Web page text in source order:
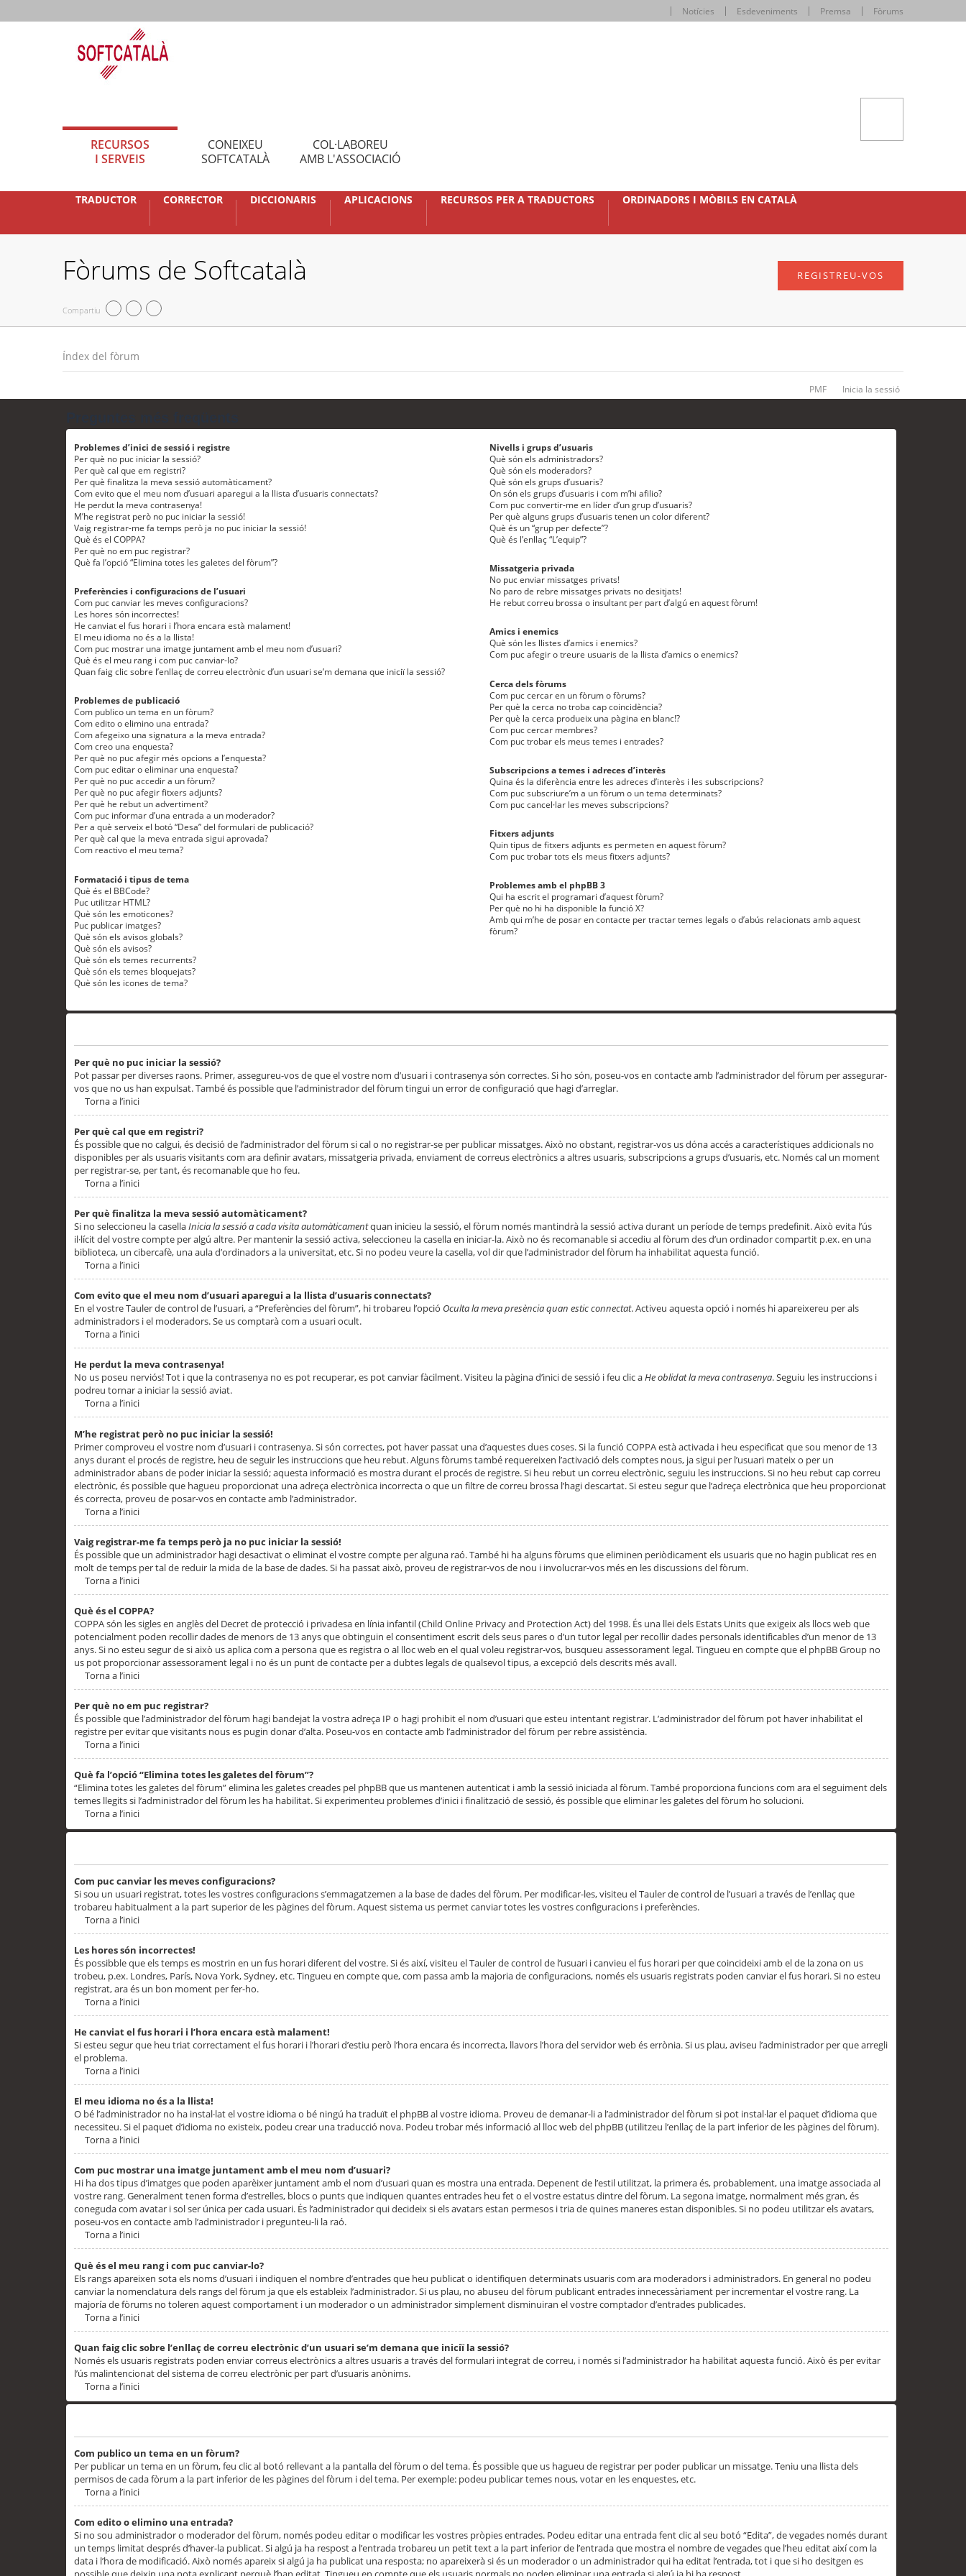
Notícies Esdeveniments Premsa Fòrums
RECURSOS
I SERVEIS
CONEIXEU
SOFTCATALÀ
COL·LABOREU
AMB L'ASSOCIACIÓ
TRADUCTOR CORRECTOR DICCIONARIS APLICACIONS RECURSOS PER A TRADUCTORS ORDINADORS I MÒBILS EN CATALÀ
Fòrums de Softcatalà
Compartiu
REGISTREU-VOS
Índex del fòrum
PMF Inicia la sessió
Problemes d’inici de sessió i registre
Per què no puc iniciar la sessió?
Per què cal que em registri?
Per què finalitza la meva sessió automàticament?
Com evito que el meu nom d’usuari aparegui a la llista d’usuaris connectats?
He perdut la meva contrasenya!
M’he registrat però no puc iniciar la sessió!
Vaig registrar-me fa temps però ja no puc iniciar la sessió!
Què és el COPPA?
Per què no em puc registrar?
Què fa l’opció “Elimina totes les galetes del fòrum”?
Preferències i configuracions de l’usuari
Com puc canviar les meves configuracions?
Les hores són incorrectes!
He canviat el fus horari i l’hora encara està malament!
El meu idioma no és a la llista!
Com puc mostrar una imatge juntament amb el meu nom d’usuari?
Què és el meu rang i com puc canviar-lo?
Quan faig clic sobre l’enllaç de correu electrònic d’un usuari se’m demana que iniciï la sessió?
Problemes de publicació
Com publico un tema en un fòrum?
Com edito o elimino una entrada?
Com afegeixo una signatura a la meva entrada?
Com creo una enquesta?
Per què no puc afegir més opcions a l’enquesta?
Com puc editar o eliminar una enquesta?
Per què no puc accedir a un fòrum?
Per què no puc afegir fitxers adjunts?
Per què he rebut un advertiment?
Com puc informar d’una entrada a un moderador?
Per a què serveix el botó “Desa” del formulari de publicació?
Per què cal que la meva entrada sigui aprovada?
Com reactivo el meu tema?
Formatació i tipus de tema
Què és el BBCode?
Puc utilitzar HTML?
Què són les emoticones?
Puc publicar imatges?
Què són els avisos globals?
Què són els avisos?
Què són els temes recurrents?
Què són els temes bloquejats?
Què són les icones de tema?
Nivells i grups d’usuaris
Què són els administradors?
Què són els moderadors?
Què són els grups d’usuaris?
On són els grups d’usuaris i com m’hi afilio?
Com puc convertir-me en líder d’un grup d’usuaris?
Per què alguns grups d’usuaris tenen un color diferent?
Què és un “grup per defecte”?
Què és l’enllaç “L’equip”?
Missatgeria privada
No puc enviar missatges privats!
No paro de rebre missatges privats no desitjats!
He rebut correu brossa o insultant per part d’algú en aquest fòrum!
Amics i enemics
Què són les llistes d’amics i enemics?
Com puc afegir o treure usuaris de la llista d’amics o enemics?
Cerca dels fòrums
Com puc cercar en un fòrum o fòrums?
Per què la cerca no troba cap coincidència?
Per què la cerca produeix una pàgina en blanc!?
Com puc cercar membres?
Com puc trobar els meus temes i entrades?
Subscripcions a temes i adreces d’interès
Quina és la diferència entre les adreces d’interès i les subscripcions?
Com puc subscriure’m a un fòrum o un tema determinats?
Com puc cancel·lar les meves subscripcions?
Fitxers adjunts
Quin tipus de fitxers adjunts es permeten en aquest fòrum?
Com puc trobar tots els meus fitxers adjunts?
Problemes amb el phpBB 3
Qui ha escrit el programari d’aquest fòrum?
Per què no hi ha disponible la funció X?
Amb qui m’he de posar en contacte per tractar temes legals o d’abús relacionats amb aquest
fòrum?
Per què no puc iniciar la sessió?
Pot passar per diverses raons. Primer, assegureu-vos de que el vostre nom d’usuari i contrasenya són correctes. Si ho són, poseu-vos en contacte amb l’administrador del fòrum per assegurar-
vos que no us han expulsat. També és possible que l’administrador del fòrum tingui un error de configuració que hagi d’arreglar.
Torna a l’inici
Per què cal que em registri?
És possible que no calgui, és decisió de l’administrador del fòrum si cal o no registrar-se per publicar missatges. Això no obstant, registrar-vos us dóna accés a característiques addicionals no
disponibles per als usuaris visitants com ara definir avatars, missatgeria privada, enviament de correus electrònics a altres usuaris, subscripcions a grups d’usuaris, etc. Només cal un moment
per registrar-se, per tant, és recomanable que ho feu.
Torna a l’inici
Per què finalitza la meva sessió automàticament?
Si no seleccioneu la casellaInicia la sessió a cada visita automàticamentquan inicieu la sessió, el fòrum només mantindrà la sessió activa durant un període de temps predefinit. Això evita l’ús
il·lícit del vostre compte per algú altre. Per mantenir la sessió activa, seleccioneu la casella en iniciar-la. Això no és recomanable si accediu al fòrum des d’un ordinador compartit p.ex. en una
biblioteca, un cibercafè, una aula d’ordinadors a la universitat, etc. Si no podeu veure la casella, vol dir que l’administrador del fòrum ha inhabilitat aquesta funció.
Torna a l’inici
Com evito que el meu nom d’usuari aparegui a la llista d’usuaris connectats?
En el vostre Tauler de control de l’usuari, a “Preferències del fòrum”, hi trobareu l’opció Oculta la meva presència quan estic connectat. Activeu aquesta opció i només hi apareixereu per als
administradors i el moderadors. Se us comptarà com a usuari ocult.
Torna a l’inici
He perdut la meva contrasenya!
No us poseu nerviós! Tot i que la contrasenya no es pot recuperar, es pot canviar fàcilment. Visiteu la pàgina d’inici de sessió i feu clic aHe oblidat la meva contrasenya. Seguiu les instruccions i
podreu tornar a iniciar la sessió aviat.
Torna a l’inici
M’he registrat però no puc iniciar la sessió!
Primer comproveu el vostre nom d’usuari i contrasenya. Si són correctes, pot haver passat una d’aquestes dues coses. Si la funció COPPA està activada i heu especificat que sou menor de 13
anys durant el procés de registre, heu de seguir les instruccions que heu rebut. Alguns fòrums també requereixen l’activació dels comptes nous, ja sigui per l’usuari mateix o per un
administrador abans de poder iniciar la sessió; aquesta informació es mostra durant el procés de registre. Si heu rebut un correu electrònic, seguiu les instruccions. Si no heu rebut cap correu
electrònic, és possible que hagueu proporcionat una adreça electrònica incorrecta o que un filtre de correu brossa l’hagi descartat. Si esteu segur que l’adreça electrònica que heu proporcionat
és correcta, proveu de posar-vos en contacte amb l’administrador.
Torna a l’inici
Vaig registrar-me fa temps però ja no puc iniciar la sessió!
És possible que un administrador hagi desactivat o eliminat el vostre compte per alguna raó. També hi ha alguns fòrums que eliminen periòdicament els usuaris que no hagin publicat res en
molt de temps per tal de reduir la mida de la base de dades. Si ha passat això, proveu de registrar-vos de nou i involucrar-vos més en les discussions del fòrum.
Torna a l’inici
Què és el COPPA?
COPPA són les sigles en anglès del Decret de protecció i privadesa en línia infantil (Child Online Privacy and Protection Act) del 1998. És una llei dels Estats Units que exigeix als llocs web que
potencialment poden recollir dades de menors de 13 anys que obtinguin el consentiment escrit dels seus pares o d’un tutor legal per recollir dades personals identificables d’un menor de 13
anys. Si no esteu segur de si això us aplica com a persona que es registra o al lloc web en el qual voleu registrar-vos, busqueu assessorament legal. Tingueu en compte que el phpBB Group no
us pot proporcionar assessorament legal i no és un punt de contacte per a dubtes legals de qualsevol tipus, a excepció dels descrits més avall.
Torna a l’inici
Per què no em puc registrar?
És possible que l’administrador del fòrum hagi bandejat la vostra adreça IP o hagi prohibit el nom d’usuari que esteu intentant registrar. L’administrador del fòrum pot haver inhabilitat el
registre per evitar que visitants nous es pugin donar d’alta. Poseu-vos en contacte amb l’administrador del fòrum per rebre assistència.
Torna a l’inici
Què fa l’opció “Elimina totes les galetes del fòrum”?
“Elimina totes les galetes del fòrum” elimina les galetes creades pel phpBB que us mantenen autenticat i amb la sessió iniciada al fòrum. També proporciona funcions com ara el seguiment dels
temes llegits si l’administrador del fòrum les ha habilitat. Si experimenteu problemes d’inici i finalització de sessió, és possible que eliminar les galetes del fòrum ho solucioni.
Torna a l’inici
Com puc canviar les meves configuracions?
Si sou un usuari registrat, totes les vostres configuracions s’emmagatzemen a la base de dades del fòrum. Per modificar-les, visiteu el Tauler de control de l’usuari a través de l’enllaç que
trobareu habitualment a la part superior de les pàgines del fòrum. Aquest sistema us permet canviar totes les vostres configuracions i preferències.
Torna a l’inici
Les hores són incorrectes!
És possibble que els temps es mostrin en un fus horari diferent del vostre. Si és així, visiteu el Tauler de control de l’usuari i canvieu el fus horari per que coincideixi amb el de la zona on us
trobeu, p.ex. Londres, París, Nova York, Sydney, etc. Tingueu en compte que, com passa amb la majoria de configuracions, només els usuaris registrats poden canviar el fus horari. Si no esteu
registrat, ara és un bon moment per fer-ho.
Torna a l’inici
He canviat el fus horari i l’hora encara està malament!
Si esteu segur que heu triat correctament el fus horari i l’horari d’estiu però l’hora encara és incorrecta, llavors l’hora del servidor web és errònia. Si us plau, aviseu l’administrador per que arregli
el problema.
Torna a l’inici
El meu idioma no és a la llista!
O bé l’administrador no ha instal·lat el vostre idioma o bé ningú ha traduït el phpBB al vostre idioma. Proveu de demanar-li a l’administrador del fòrum si pot instal·lar el paquet d’idioma que
necessiteu. Si el paquet d’idioma no existeix, podeu crear una traducció nova. Podeu trobar més informació al lloc web del phpBB (utilitzeu l’enllaç de la part inferior de les pàgines del fòrum).
Torna a l’inici
Com puc mostrar una imatge juntament amb el meu nom d’usuari?
Hi ha dos tipus d’imatges que poden aparèixer juntament amb el nom d’usuari quan es mostra una entrada. Depenent de l’estil utilitzat, la primera és, probablement, una imatge associada al
vostre rang. Generalment tenen forma d’estrelles, blocs o punts que indiquen quantes entrades heu fet o el vostre estatus dintre del fòrum. La segona imatge, normalment més gran, és
coneguda com avatar i sol ser única per cada usuari. És l’administrador qui decideix si els avatars estan permesos i tria de quines maneres estan disponibles. Si no podeu utilitzar els avatars,
poseu-vos en contacte amb l’administrador i pregunteu-li la raó.
Torna a l’inici
Què és el meu rang i com puc canviar-lo?
Els rangs apareixen sota els noms d’usuari i indiquen el nombre d’entrades que heu publicat o identifiquen determinats usuaris com ara moderadors i administradors. En general no podeu
canviar la nomenclatura dels rangs del fòrum ja que els estableix l’administrador. Si us plau, no abuseu del fòrum publicant entrades innecessàriament per incrementar el vostre rang. La
majoría de fòrums no toleren aquest comportament i un moderador o un administrador simplement disminuiran el vostre comptador d’entrades publicades.
Torna a l’inici
Quan faig clic sobre l’enllaç de correu electrònic d’un usuari se’m demana que iniciï la sessió?
Només els usuaris registrats poden enviar correus electrònics a altres usuaris a través del formulari integrat de correu, i només si l’administrador ha habilitat aquesta funció. Això és per evitar
l’ús malintencionat del sistema de correu electrònic per part d’usuaris anònims.
Torna a l’inici
Com publico un tema en un fòrum?
Per publicar un tema en un fòrum, feu clic al botó rellevant a la pantalla del fòrum o del tema. És possible que us hagueu de registrar per poder publicar un missatge. Teniu una llista dels
permisos de cada fòrum a la part inferior de les pàgines del fòrum i del tema. Per exemple: podeu publicar temes nous, votar en les enquestes, etc.
Torna a l’inici
Com edito o elimino una entrada?
Si no sou administrador o moderador del fòrum, només podeu editar o modificar les vostres pròpies entrades. Podeu editar una entrada fent clic al seu botó “Edita”, de vegades només durant
un temps limitat després d’haver-la publicat. Si algú ja ha respost a l’entrada trobareu un petit text a la part inferior de l’entrada que mostra el nombre de vegades que l’heu editat així com la
data i l’hora de modificació. Això només apareix si algú ja ha publicat una resposta; no apareixerà si és un moderador o un administrador qui ha editat l’entrada, tot i que si ho desitgen es